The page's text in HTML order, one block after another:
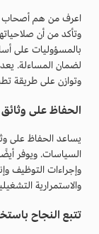
وتأكد من أن
بالمسؤوليات على
لضمان المساءلة.
وتوازن على طريقة
الحفاظ على
يساعد الحفاظ على
السياسات. ويوفر
وإجراءات التوظيف
والاستمرارية
تتبع النجاح